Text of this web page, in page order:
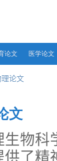
论文 医学论文
论文
文
生物
供了